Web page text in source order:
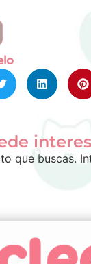
que buscas.